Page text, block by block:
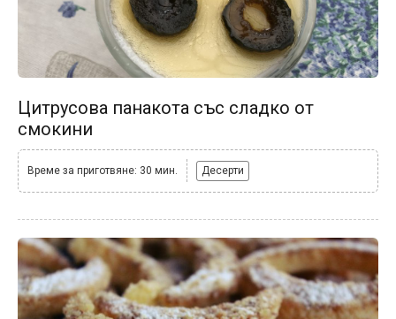
Цитрусова панакота със сладко от
смокини
Време за приготвяне: 30 мин. Десерти